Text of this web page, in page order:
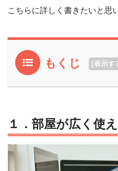
こちらに詳しく書きたいと思
もくじ [表示す
１．部屋が広く使